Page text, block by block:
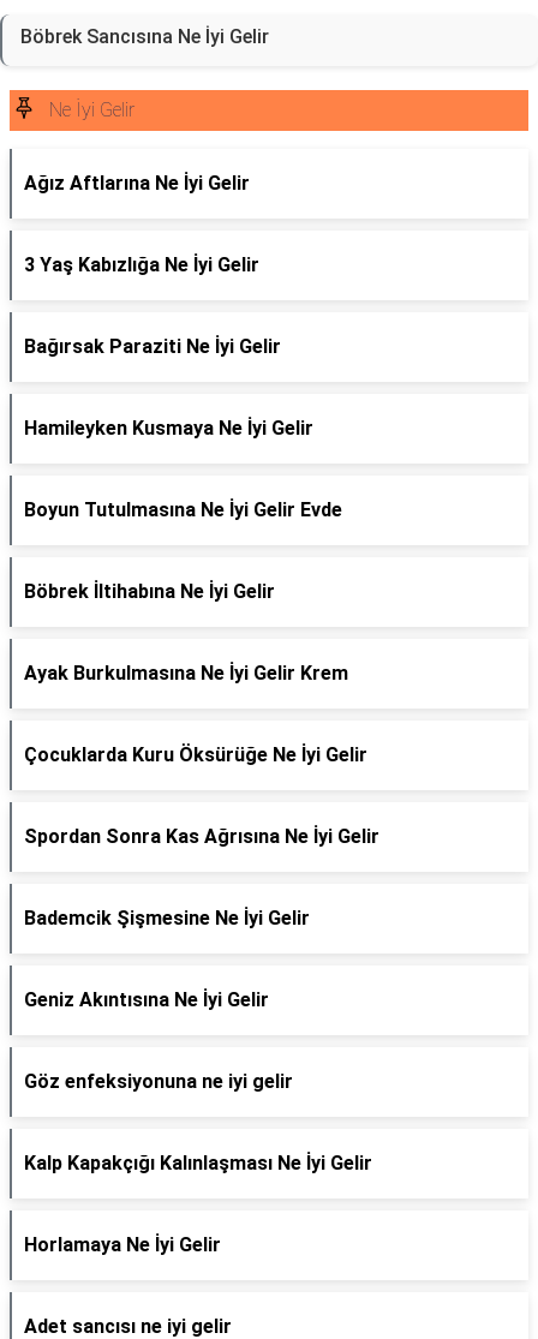
Böbrek Sancısına Ne İyi Gelir
Ne İyi Gelir
Ağız Aftlarına Ne İyi Gelir
3 Yaş Kabızlığa Ne İyi Gelir
Bağırsak Paraziti Ne İyi Gelir
Hamileyken Kusmaya Ne İyi Gelir
Boyun Tutulmasına Ne İyi Gelir Evde
Böbrek İltihabına Ne İyi Gelir
Ayak Burkulmasına Ne İyi Gelir Krem
Çocuklarda Kuru Öksürüğe Ne İyi Gelir
Spordan Sonra Kas Ağrısına Ne İyi Gelir
Bademcik Şişmesine Ne İyi Gelir
Geniz Akıntısına Ne İyi Gelir
Göz enfeksiyonuna ne iyi gelir
Kalp Kapakçığı Kalınlaşması Ne İyi Gelir
Horlamaya Ne İyi Gelir
Adet sancısı ne iyi gelir